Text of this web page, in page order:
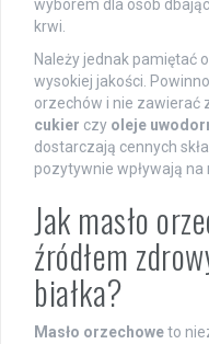
wyborem dla osób
krwi.
Należy jednak pamiętać
wysokiej jakości.
orzechów i nie zawierać
cukier czy oleje
dostarczają cennych
pozytywnie wpływają
Jak masło
źródłem
białka?
Masło orzechoweto